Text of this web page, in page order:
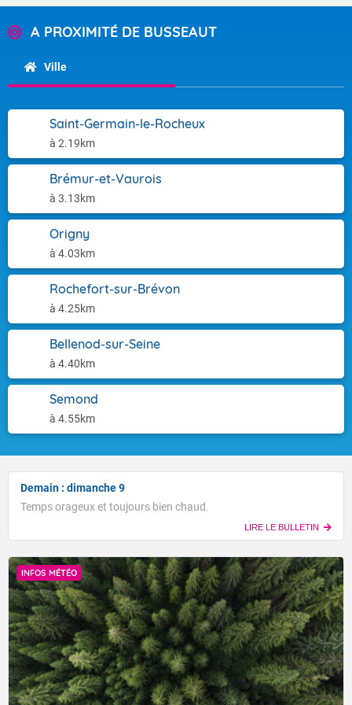
A PROXIMITÉ DE BUSSEAUT
Ville
Saint-Germain-le-Rocheux
à 2.19km
Brémur-et-Vaurois
à 3.13km
Origny
à 4.03km
Rochefort-sur-Brévon
à 4.25km
Bellenod-sur-Seine
à 4.40km
Semond
à 4.55km
Demain : dimanche 9
Temps orageux et toujours bien chaud.
LIRE LE BULLETIN
INFOS MÉTÉO